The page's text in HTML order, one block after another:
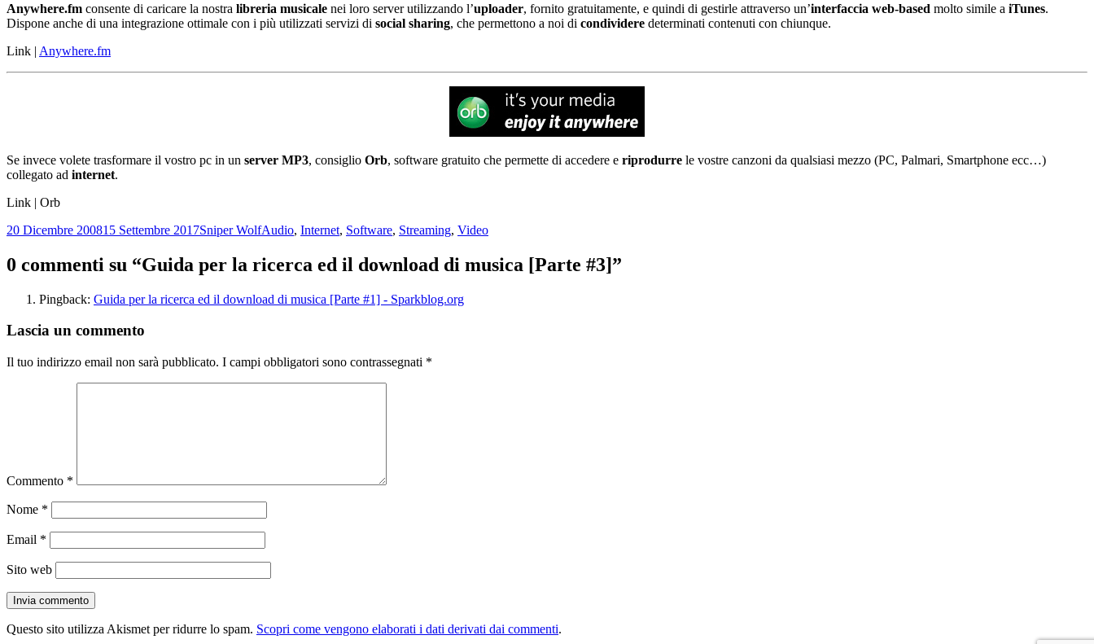
Anywhere.fm consente di caricare la nostra libreria musicale nei loro server utilizzando l’uploader, fornito gratuitamente, e quindi di gestirle attraverso un’interfaccia web-based molto simile a iTunes.
Dispone anche di una integrazione ottimale con i più utilizzati servizi di social sharing, che permettono a noi di condividere determinati contenuti con chiunque.
Link | Anywhere.fm
Se invece volete trasformare il vostro pc in un server MP3, consiglio Orb, software gratuito che permette di accedere e riprodurre le vostre canzoni da qualsiasi mezzo (PC, Palmari, Smartphone ecc…)
collegato ad internet.
Link | Orb
Scritto
20 Dicembre 200815 Settembre 2017Autore
Sniper WolfCategorie
Audio, Internet, Software, Streaming, Video
0 commenti su “Guida per la ricerca ed il download di musica [Parte #3]”
Pingback: Guida per la ricerca ed il download di musica [Parte #1] - Sparkblog.org
Lascia un commento
Il tuo indirizzo email non sarà pubblicato. I campi obbligatori sono contrassegnati *
Commento *
Nome *
Email *
Sito web
Questo sito utilizza Akismet per ridurre lo spam. Scopri come vengono elaborati i dati derivati dai commenti.